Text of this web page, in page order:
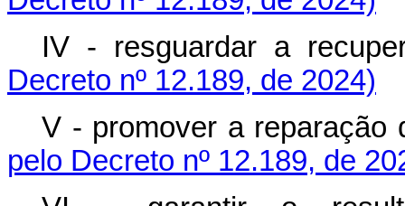
IV - resguardar a
Decreto nº 12.189, de 2024)
V - promover a
pelo Decreto nº 12.189, de